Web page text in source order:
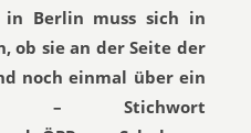
in Berlin muss sich in
ob sie an der Seite der
noch einmal über ein
– Stichwort